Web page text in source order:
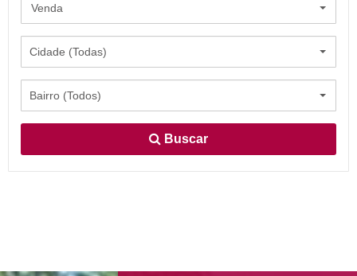
Venda
Cidade (Todas)
Bairro (Todos)
Buscar